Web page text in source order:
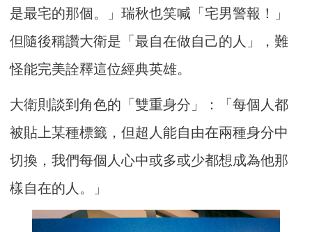
是最宅的那個。」瑞秋也笑喊「宅男警報！」
但隨後稱讚大衛是「最自在做自己的人」，難
怪能完美詮釋這位經典英雄。
大衛則談到角色的「雙重身分」：「每個人都
被貼上某種標籤，但超人能自由在兩種身分中
切換，我們每個人心中或多或少都想成為他那
樣自在的人。」